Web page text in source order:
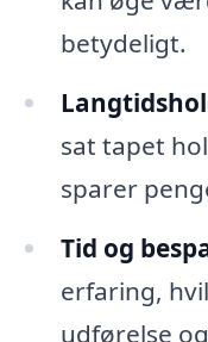
betydeligt.
sat tapet
sparer
Tid og
erfaring,
udførelse